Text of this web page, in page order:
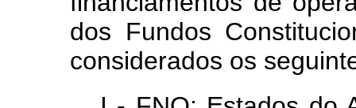
dos Fundos
considerados os